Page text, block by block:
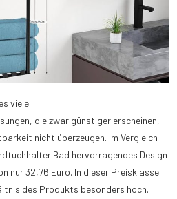
viele
die zwar günstiger erscheinen,
nicht überzeugen. Im Vergleich
Bad hervorragendes Design
nur 32,76 Euro. In dieser Preisklasse
des Produkts besonders hoch.